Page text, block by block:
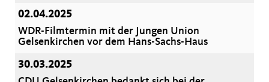
02.04.2025
WDR-Filmtermin mit der Jungen Union
Gelsenkirchen vor dem Hans-Sachs-Haus
30.03.2025